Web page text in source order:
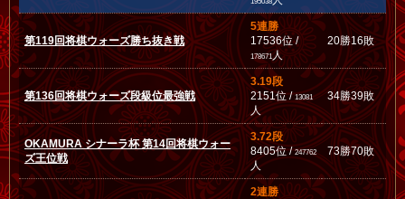
第119回将棋ウォーズ勝ち抜き戦
5連勝
17536位 /
178671人
20勝16敗
第136回将棋ウォーズ段級位最強戦
3.19段
2151位 /13081
人
34勝39敗
OKAMURA シナーラ杯 第14回将棋ウォー
ズ王位戦
3.72段
8405位 /247762
人
73勝70敗
2連勝